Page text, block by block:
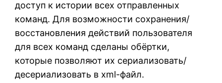
доступ к истории всех отправленных
команд. Для возможности сохранения/
восстановления действий пользователя
для всех команд сделаны обёртки,
которые позволяют их сериализовать/
десериализовать в xml-файл.